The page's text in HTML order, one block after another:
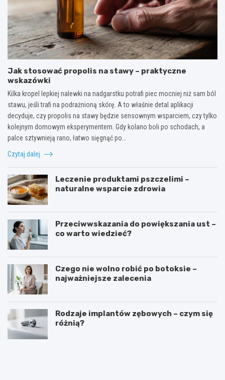
Jak stosować propolis na stawy – praktyczne
wskazówki
Kilka kropel lepkiej nalewki na nadgarstku potrafi piec mocniej niż sam ból
stawu, jeśli trafi na podrażnioną skórę. A to właśnie detal aplikacji
decyduje, czy propolis na stawy będzie sensownym wsparciem, czy tylko
kolejnym domowym eksperymentem. Gdy kolano boli po schodach, a
palce sztywnieją rano, łatwo sięgnąć po…
Czytaj dalej
Leczenie produktami pszczelimi –
naturalne wsparcie zdrowia
Przeciwwskazania do powiększania ust –
co warto wiedzieć?
Czego nie wolno robić po botoksie –
najważniejsze zalecenia
Rodzaje implantów zębowych – czym się
różnią?
T
K